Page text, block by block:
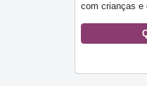
com crianças e